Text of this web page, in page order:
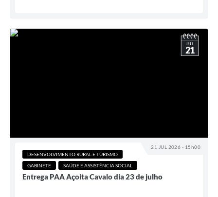
21 JUL 2026 - 15h00
JUL
21
DESENVOLVIMENTO RURAL E TURISMO
GABINETE
SAÚDE E ASSISTÊNCIA SOCIAL
Entrega PAA Açoita Cavalo dia 23 de julho